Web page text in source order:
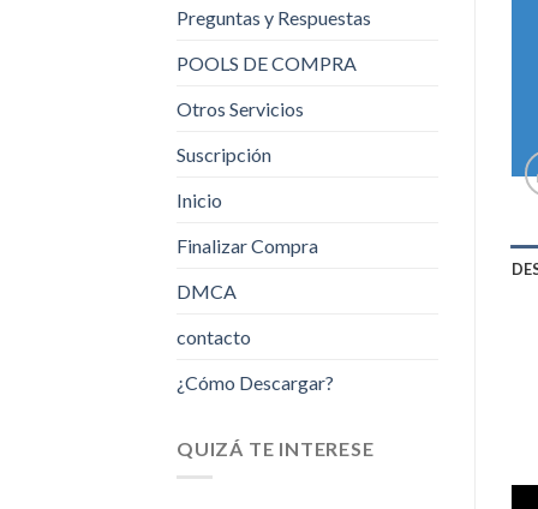
Preguntas y Respuestas
POOLS DE COMPRA
Otros Servicios
Suscripción
Inicio
Finalizar Compra
DMCA
contacto
¿Cómo Descargar?
QUIZÁ TE INTERESE